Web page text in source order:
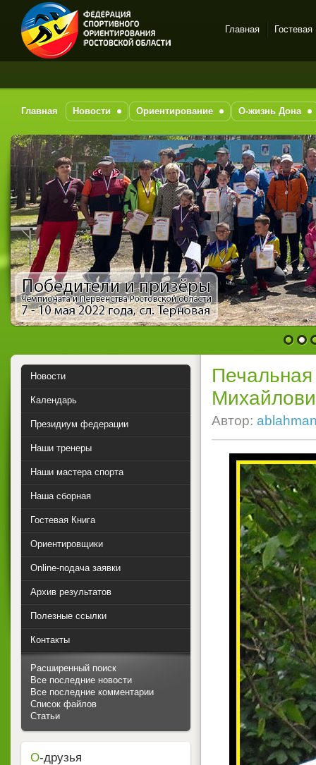
Спортивное
на-Дону
Главная Гостевая
Главная Новости Ориентирование О-жизнь Дона
1 2
Автор:
Новости
Календарь
Президиум федерации
Наши тренеры
Наши мастера спорта
Наша сборная
Гостевая Книга
Ориентировщики
Online-подача заявки
Архив результатов
Полезные ссылки
Контакты
Расширенный поиск
Все последние новости
Все последние комментарии
Список файлов
Статьи
О-друзья